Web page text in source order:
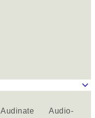
keyboard_arrow_down
Audinate
Audio-